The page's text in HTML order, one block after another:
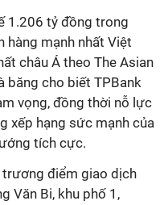
1.206 tỷ đồng trong
hàng mạnh nhất Việt
châu Á theo The Asian
băng cho biết TPBank
vọng, đồng thời nỗ lực
xếp hạng sức mạnh của
tích cực.
trương điểm giao dịch
Văn Bi, khu phố 1,